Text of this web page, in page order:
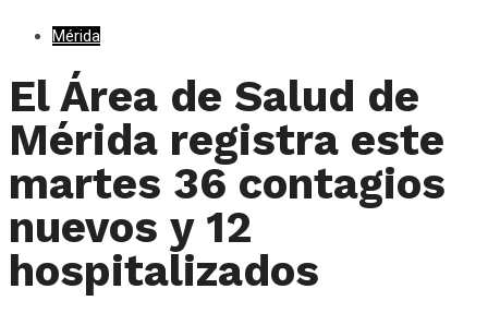
Mérida
El Área de Salud de
Mérida registra este
martes 36 contagios
nuevos y 12
hospitalizados